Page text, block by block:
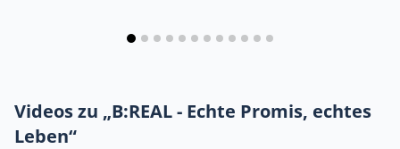
Videos zu „B:REAL - Echte Promis, echtes
Leben“